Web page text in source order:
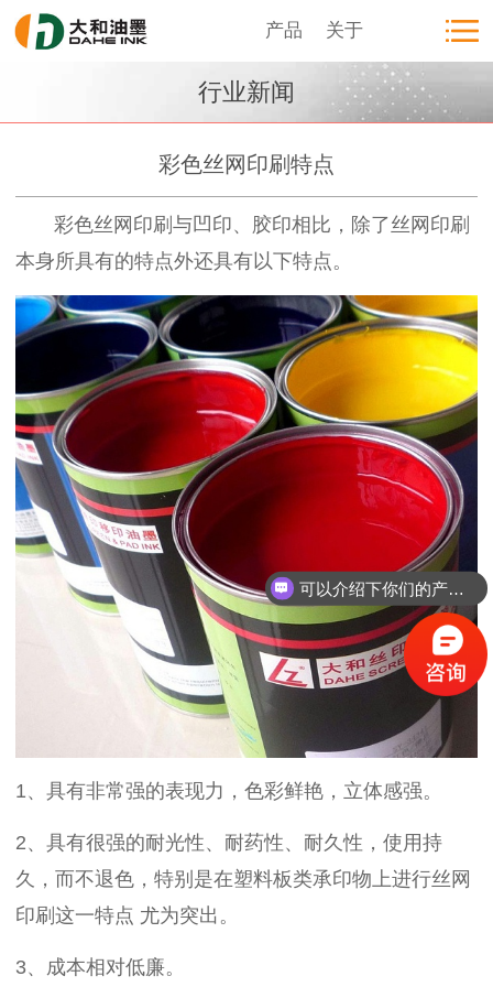
产品 关于
行业新闻
彩色丝网印刷特点
彩色丝网印刷与凹印、胶印相比，除了丝网印刷
本身所具有的特点外还具有以下特点。
1、具有非常强的表现力，色彩鲜艳，立体感强。
2、具有很强的耐光性、耐药性、耐久性，使用持
久，而不退色，特别是在塑料板类承印物上进行丝网
印刷这一特点 尤为突出。
3、成本相对低廉。
可以介绍下你们的产品么？